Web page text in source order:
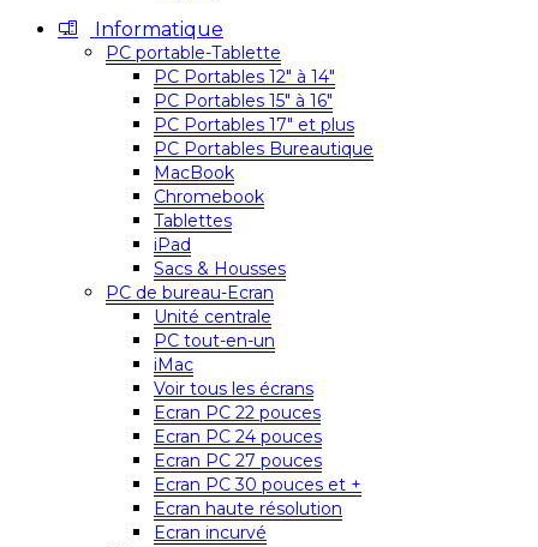
Informatique
PC portable-Tablette
PC Portables 12″ à 14″
PC Portables 15″ à 16″
PC Portables 17″ et plus
PC Portables Bureautique
MacBook
Chromebook
Tablettes
iPad
Sacs & Housses
PC de bureau-Ecran
Unité centrale
PC tout-en-un
iMac
Voir tous les écrans
Ecran PC 22 pouces
Ecran PC 24 pouces
Ecran PC 27 pouces
Ecran PC 30 pouces et +
Ecran haute résolution
Ecran incurvé